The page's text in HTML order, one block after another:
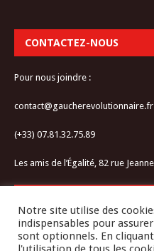
CONTACTEZ-NOUS
Pour nous joindre :
contact@gaucherevolutionnaire.fr
(+33) 07.81.32.75.89
Les amis de l’Égalité, 82 rue
Notre site utilise des
indispensables pour
sont optionnels. En